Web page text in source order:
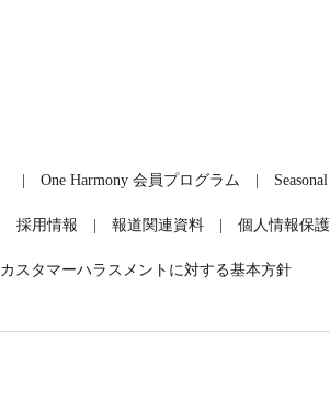
One Harmony 会員プログラム
採用情報 報道関連資料 個人情報保
カスタマーハラスメントに対する基本方針